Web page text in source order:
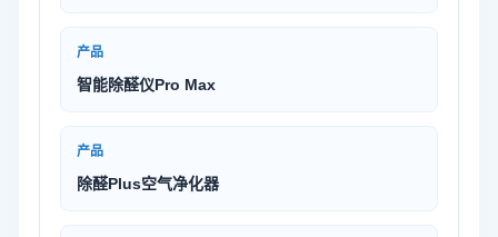
产品
智能除醛仪Pro Max
产品
除醛Plus空气净化器